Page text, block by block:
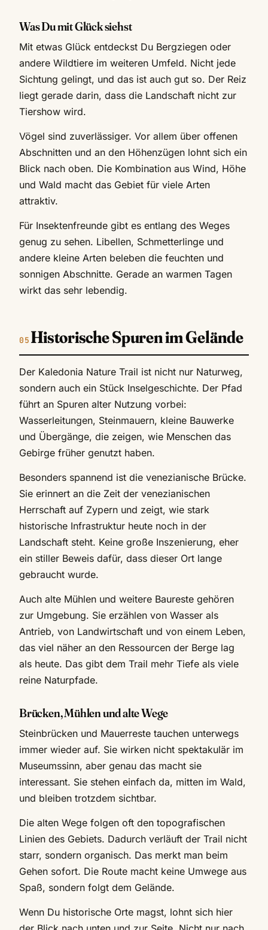
Was Du mit Glück siehst
Mit etwas Glück entdeckst Du Bergziegen oder
andere Wildtiere im weiteren Umfeld. Nicht jede
Sichtung gelingt, und das ist auch gut so. Der Reiz
liegt gerade darin, dass die Landschaft nicht zur
Tiershow wird.
Vögel sind zuverlässiger. Vor allem über offenen
Abschnitten und an den Höhenzügen lohnt sich ein
Blick nach oben. Die Kombination aus Wind, Höhe
und Wald macht das Gebiet für viele Arten
attraktiv.
Für Insektenfreunde gibt es entlang des Weges
genug zu sehen. Libellen, Schmetterlinge und
andere kleine Arten beleben die feuchten und
sonnigen Abschnitte. Gerade an warmen Tagen
wirkt das sehr lebendig.
Historische Spuren im Gelände
Der Kaledonia Nature Trail ist nicht nur Naturweg,
sondern auch ein Stück Inselgeschichte. Der Pfad
führt an Spuren alter Nutzung vorbei:
Wasserleitungen, Steinmauern, kleine Bauwerke
und Übergänge, die zeigen, wie Menschen das
Gebirge früher genutzt haben.
Besonders spannend ist die venezianische Brücke.
Sie erinnert an die Zeit der venezianischen
Herrschaft auf Zypern und zeigt, wie stark
historische Infrastruktur heute noch in der
Landschaft steht. Keine große Inszenierung, eher
ein stiller Beweis dafür, dass dieser Ort lange
gebraucht wurde.
Auch alte Mühlen und weitere Baureste gehören
zur Umgebung. Sie erzählen von Wasser als
Antrieb, von Landwirtschaft und von einem Leben,
das viel näher an den Ressourcen der Berge lag
als heute. Das gibt dem Trail mehr Tiefe als viele
reine Naturpfade.
Brücken, Mühlen und alte Wege
Steinbrücken und Mauerreste tauchen unterwegs
immer wieder auf. Sie wirken nicht spektakulär im
Museumssinn, aber genau das macht sie
interessant. Sie stehen einfach da, mitten im Wald,
und bleiben trotzdem sichtbar.
Die alten Wege folgen oft den topografischen
Linien des Gebiets. Dadurch verläuft der Trail nicht
starr, sondern organisch. Das merkt man beim
Gehen sofort. Die Route macht keine Umwege aus
Spaß, sondern folgt dem Gelände.
Wenn Du historische Orte magst, lohnt sich hier